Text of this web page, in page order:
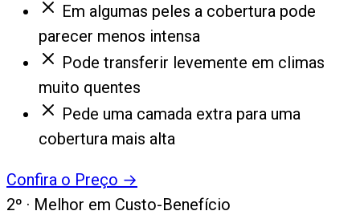
Em algumas peles a cobertura pode
parecer menos intensa
Pode transferir levemente em climas
muito quentes
Pede uma camada extra para uma
cobertura mais alta
Confira o Preço →
2º · Melhor em Custo-Benefício